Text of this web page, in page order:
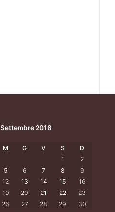
Settembre 2018
M G V S
D
1
2
5 6 7 8
9
12 13 14 15
16
19 20 21 22
23
26 27 28 29 30